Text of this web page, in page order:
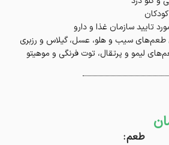
تایید سازمان غذا و دارو
سیب و هلو، عسل، گیلاس و رزبری
لیمو و پرتقال، توت فرنگی و موهیتو
طعم